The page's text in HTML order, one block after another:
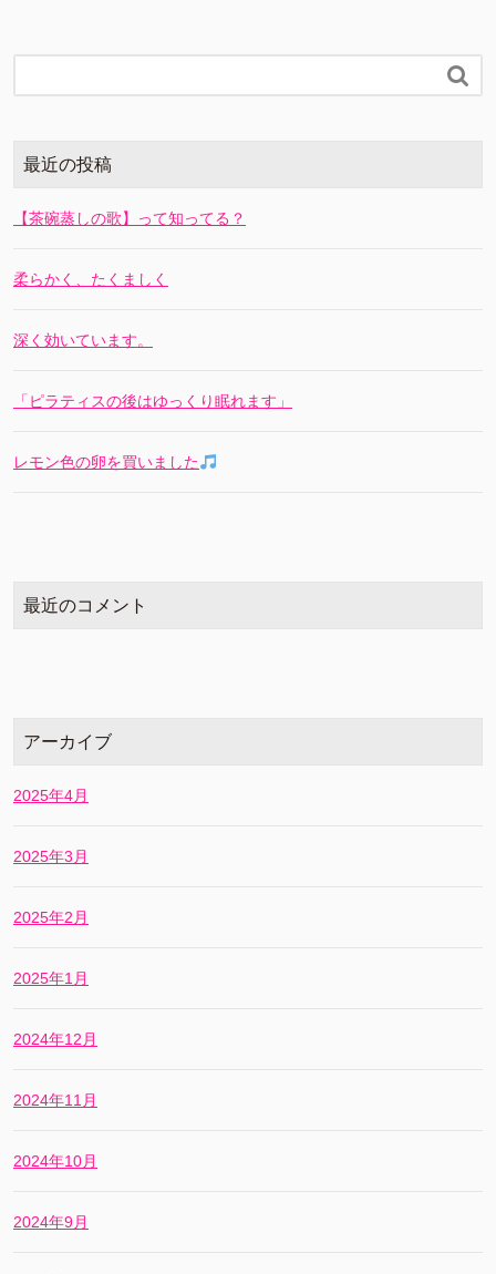

最近の投稿
【茶碗蒸しの歌】って知ってる？
柔らかく、たくましく
深く効いています。
「ピラティスの後はゆっくり眠れます」
レモン色の卵を買いました
最近のコメント
アーカイブ
2025年4月
2025年3月
2025年2月
2025年1月
2024年12月
2024年11月
2024年10月
2024年9月